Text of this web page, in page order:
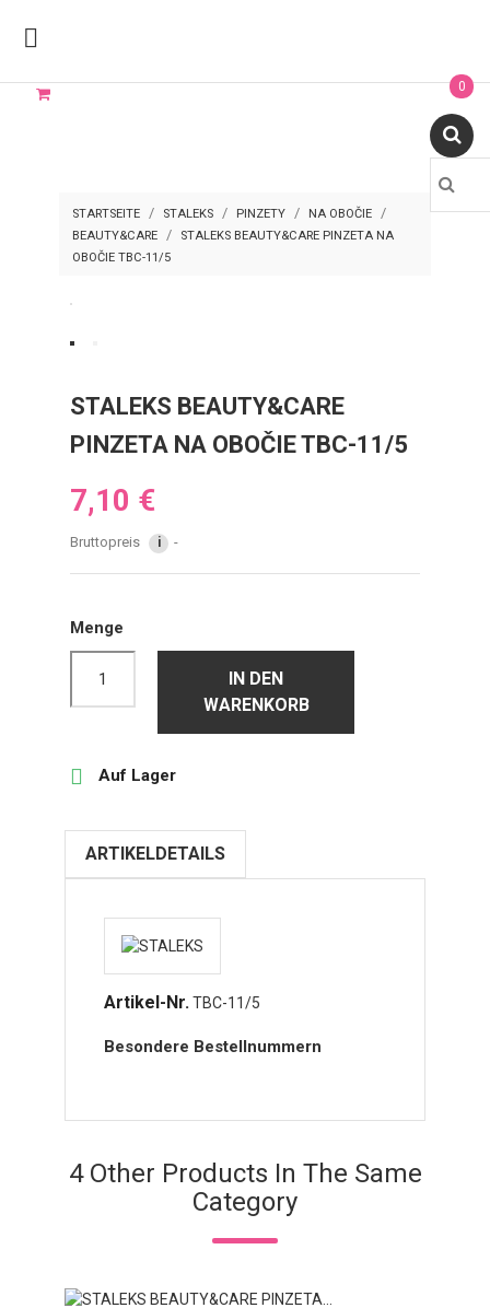

0
STARTSEITE STALEKS PINZETY
NA OBOČIE
BEAUTY&CARE
STALEKS BEAUTY&CARE PINZETA NA
OBOČIE TBC-11/5
STALEKS BEAUTY&CARE
PINZETA NA OBOČIE TBC-11/5
7,10 €
Bruttopreis i
Menge
IN DEN
WARENKORB
 Auf Lager
ARTIKELDETAILS
Artikel-Nr. TBC-11/5
Besondere Bestellnummern
4 Other Products In The Same
Category